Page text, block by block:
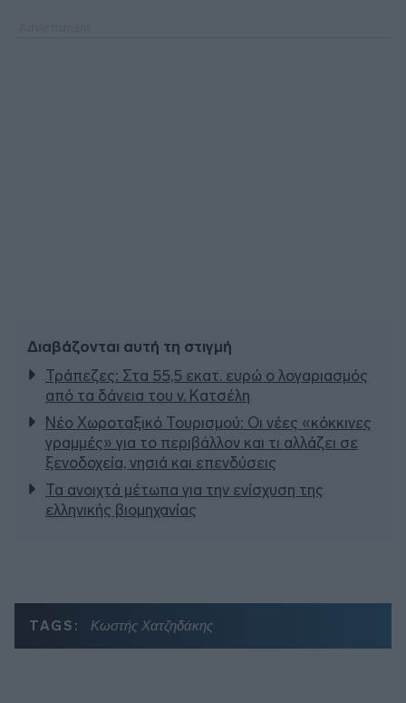
Διαβάζονται αυτή τη στιγμή
Τράπεζες: Στα 55,5 εκατ. ευρώ ο λογαριασμός
από τα δάνεια του ν. Κατσέλη
Νέο Χωροταξικό Τουρισμού: Οι νέες «κόκκινες
γραμμές» για το περιβάλλον και τι αλλάζει σε
ξενοδοχεία, νησιά και επενδύσεις
Τα ανοιχτά μέτωπα για την ενίσχυση της
ελληνικής βιομηχανίας
TAGS: Κωστής Χατζηδάκης